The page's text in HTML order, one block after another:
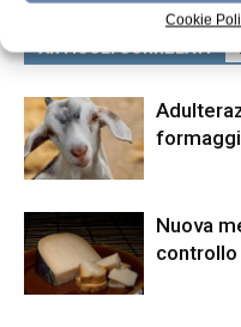
Cookie
ARTICOLI CORRELATI
Nuova
controllo